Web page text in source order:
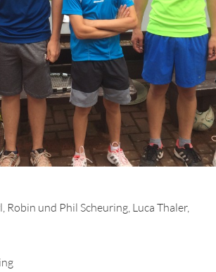
Robin und Phil Scheuring, Luca Thaler,